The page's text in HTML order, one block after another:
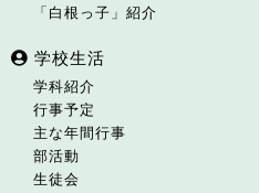
「白根っ子」紹介
学校生活
学科紹介
行事予定
主な年間行事
部活動
生徒会